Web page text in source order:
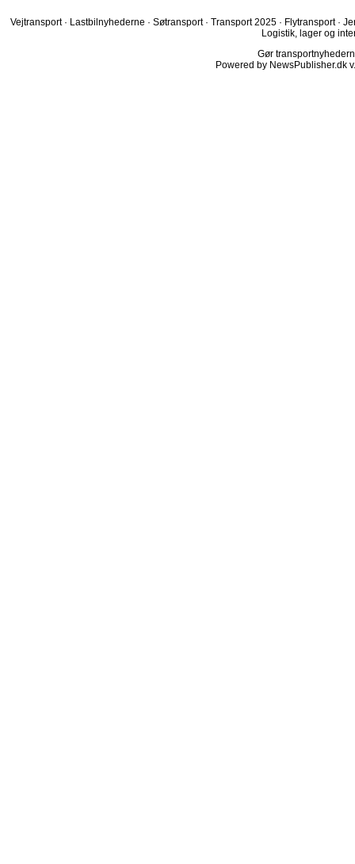
Vejtransport · Lastbilnyhederne · Søtransport · Transport 2025 · Flytransport ·
Logistik, lager og
Gør
Powered by NewsPublisher.dk